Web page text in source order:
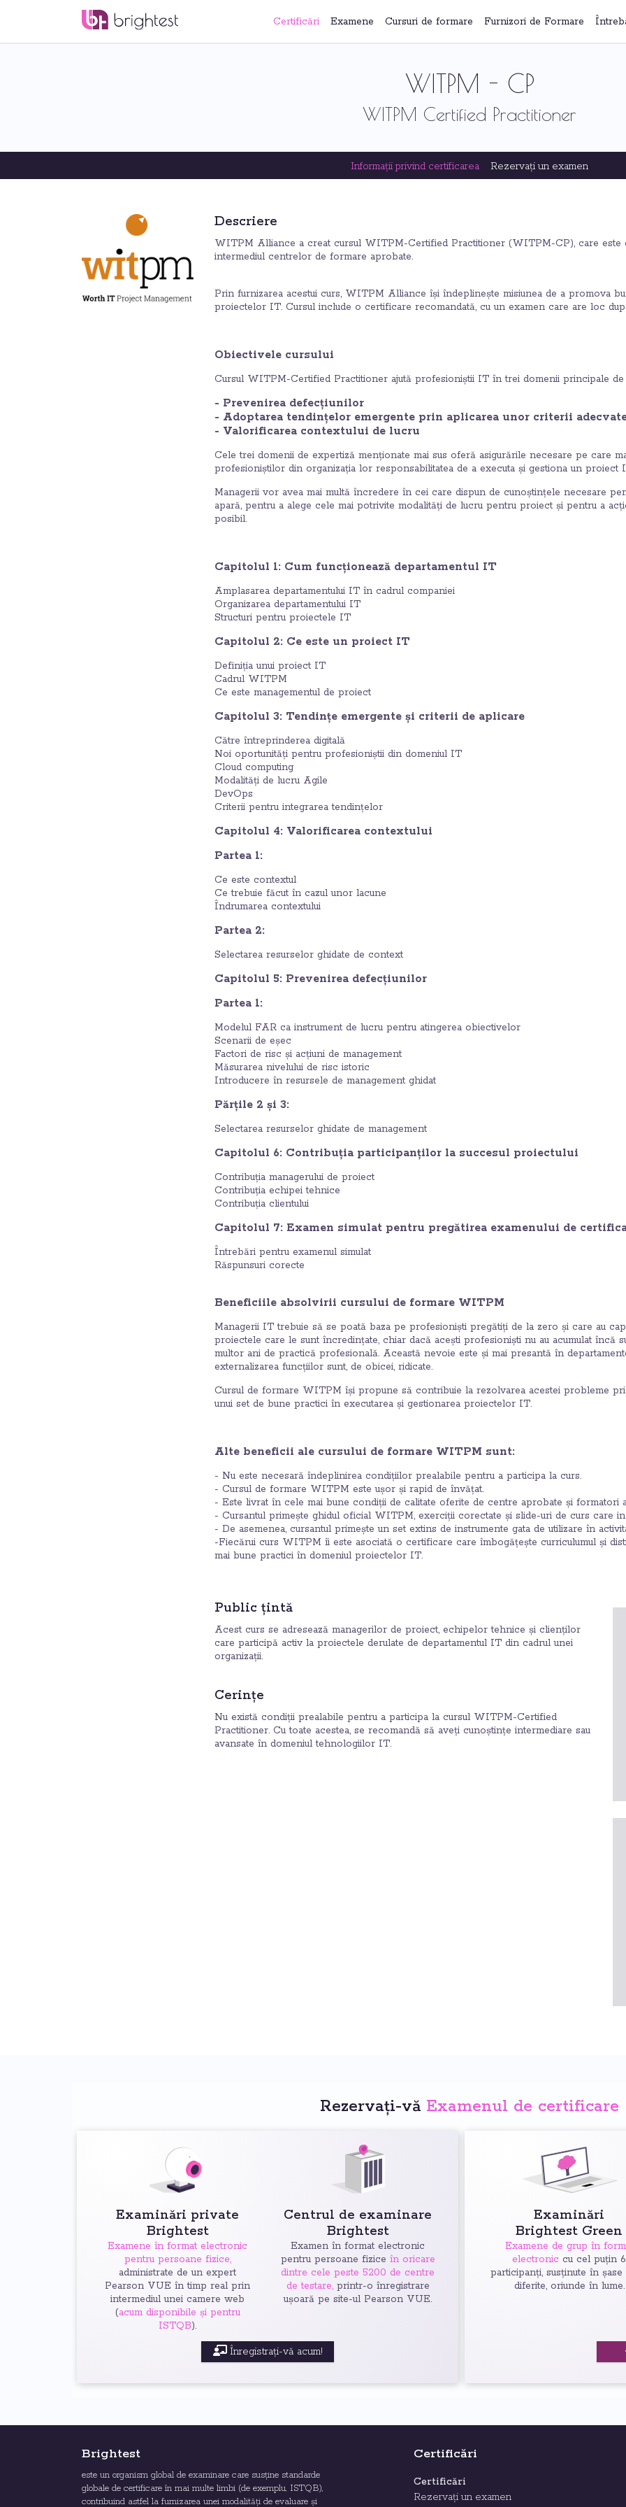
Certificări Examene Cursuri de formare Furnizori de Formare
WITPM - CP
WITPM Certified Practitioner
Informații privind certificarea Rezervați un examen
Descriere
WITPM Alliance a creat cursul WITPM-Certified Practitioner (WITPM-CP), care
intermediul centrelor de formare aprobate.
Prin furnizarea acestui curs, WITPM Alliance își îndeplinește misiunea de a promova
proiectelor IT. Cursul include o certificare recomandată, cu un examen care are loc
Obiectivele cursului
Cursul WITPM-Certified Practitioner ajută profesioniștii IT în trei domenii principale de
- Prevenirea defecțiunilor
- Adoptarea tendințelor emergente prin aplicarea unor criterii
- Valorificarea contextului de lucru
Cele trei domenii de expertiză menționate mai sus oferă asigurările necesare pe care
profesioniștilor din organizația lor responsabilitatea de a executa și gestiona un proiect
Managerii vor avea mai multă încredere în cei care dispun de cunoștințele necesare
apară, pentru a alege cele mai potrivite modalități de lucru pentru proiect și pentru a
posibil.
Capitolul 1: Cum funcționează departamentul IT
Amplasarea departamentului IT în cadrul companiei
Organizarea departamentului IT
Structuri pentru proiectele IT
Capitolul 2: Ce este un proiect IT
Definiția unui proiect IT
Cadrul WITPM
Ce este managementul de proiect
Capitolul 3: Tendințe emergente și criterii de aplicare
Către întreprinderea digitală
Noi oportunități pentru profesioniștii din domeniul IT
Cloud computing
Modalități de lucru Agile
DevOps
Criterii pentru integrarea tendințelor
Capitolul 4: Valorificarea contextului
Partea 1:
Ce este contextul
Ce trebuie făcut în cazul unor lacune
Îndrumarea contextului
Partea 2:
Selectarea resurselor ghidate de context
Capitolul 5: Prevenirea defecțiunilor
Partea 1:
Modelul FAR ca instrument de lucru pentru atingerea obiectivelor
Scenarii de eșec
Factori de risc și acțiuni de management
Măsurarea nivelului de risc istoric
Introducere în resursele de management ghidat
Părțile 2 și 3:
Selectarea resurselor ghidate de management
Capitolul 6: Contribuția participanților la succesul proiectului
Contribuția managerului de proiect
Contribuția echipei tehnice
Contribuția clientului
Capitolul 7: Examen simulat pentru pregătirea examenului de
Întrebări pentru examenul simulat
Răspunsuri corecte
Beneficiile absolvirii cursului de formare WITPM
Managerii IT trebuie să se poată baza pe profesioniști pregătiți de la zero și care au
proiectele care le sunt încredințate, chiar dacă acești profesioniști nu au acumulat încă
multor ani de practică profesională. Această nevoie este și mai presantă în
externalizarea funcțiilor sunt, de obicei, ridicate.
Cursul de formare WITPM își propune să contribuie la rezolvarea acestei probleme
unui set de bune practici în executarea și gestionarea proiectelor IT.
Alte beneficii ale cursului de formare WITPM sunt:
- Nu este necesară îndeplinirea condițiilor prealabile pentru a participa la curs.
- Cursul de formare WITPM este ușor și rapid de învățat.
- Este livrat în cele mai bune condiții de calitate oferite de centre aprobate și formatori
- Cursantul primește ghidul oficial WITPM, exerciții corectate și slide-uri de curs care
- De asemenea, cursantul primește un set extins de instrumente gata de utilizare în
-Fiecărui curs WITPM îi este asociată o certificare care îmbogățește curriculumul și
mai bune practici în domeniul proiectelor IT.
Public țintă
Acest curs se adresează managerilor de proiect, echipelor tehnice și clienților
care participă activ la proiectele derulate de departamentul IT din cadrul unei
organizații.
Cerințe
Nu există condiții prealabile pentru a participa la cursul WITPM-Certified
Practitioner. Cu toate acestea, se recomandă să aveți cunoștințe intermediare sau
avansate în domeniul tehnologiilor IT.
Rezervați-vă Examenul de certificare
Examinări private
Brightest
Examene în format electronic
pentru persoane fizice,
administrate de un expert
Pearson VUE în timp real prin
intermediul unei camere web
(acum disponibile și pentru
ISTQB).
Centrul de examinare
Brightest
Examen în format electronic
pentru persoane fizice în oricare
dintre cele peste 5200 de centre
de testare,printr-o înregistrare
ușoară pe site-ul Pearson VUE.
Înregistrați-vă acum!
Examinări
Brightest Green
Examene de grup în
electronic cu cel puțin 6
participanți, susținute în
diferite, oriunde în lume.
Brightest
este un organism global de examinare care susține standarde
globale de certificare în mai multe limbi (de exemplu, ISTQB),
contribuind astfel la furnizarea unei modalități de evaluare și
Certificări
Certificări
Rezervați un examen